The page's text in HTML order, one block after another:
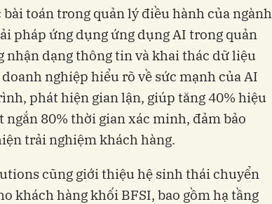
toán trong quản lý điều hành của ngành
pháp ứng dụng ứng dụng AI trong quản
dạng thông tin và khai thác dữ liệu
nghiệp hiểu rõ về sức mạnh của AI
phát hiện gian lận, giúp tăng 40% hiệu
ngắn 80% thời gian xác minh, đảm bảo
trải nghiệm khách hàng.
cũng giới thiệu hệ sinh thái chuyển
khách hàng khối BFSI, bao gồm hạ tầng